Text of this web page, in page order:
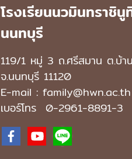
โรงเรียนนวมินทราชิ
นนทบุรี
119/1 หมู่ 3 ถ.ศรีสมาน ต.บ้า
จ.นนทบุรี 11120
E-mail : family@hwn.ac.th
เบอร์โทร 0-2961-8891-3